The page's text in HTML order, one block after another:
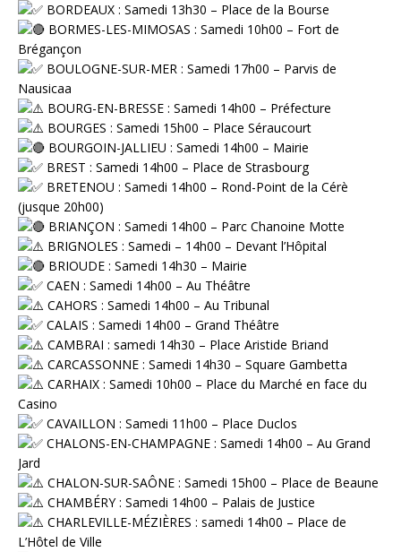
BORDEAUX : Samedi 13h30 – Place de la Bourse
BORMES-LES-MIMOSAS : Samedi 10h00 – Fort de
Brégançon
BOULOGNE-SUR-MER : Samedi 17h00 – Parvis de
Nausicaa
BOURG-EN-BRESSE : Samedi 14h00 – Préfecture
BOURGES : Samedi 15h00 – Place Séraucourt
BOURGOIN-JALLIEU : Samedi 14h00 – Mairie
BREST : Samedi 14h00 – Place de Strasbourg
BRETENOU : Samedi 14h00 – Rond-Point de la Cérè
(jusque 20h00)
BRIANÇON : Samedi 14h00 – Parc Chanoine Motte
BRIGNOLES : Samedi – 14h00 – Devant l’Hôpital
BRIOUDE : Samedi 14h30 – Mairie
CAEN : Samedi 14h00 – Au Théâtre
CAHORS : Samedi 14h00 – Au Tribunal
CALAIS : Samedi 14h00 – Grand Théâtre
CAMBRAI : samedi 14h30 – Place Aristide Briand
CARCASSONNE : Samedi 14h30 – Square Gambetta
CARHAIX : Samedi 10h00 – Place du Marché en face du
Casino
CAVAILLON : Samedi 11h00 – Place Duclos
CHALONS-EN-CHAMPAGNE : Samedi 14h00 – Au Grand
Jard
CHALON-SUR-SAÔNE : Samedi 15h00 – Place de Beaune
CHAMBÉRY : Samedi 14h00 – Palais de Justice
CHARLEVILLE-MÉZIÈRES : samedi 14h00 – Place de
L’Hôtel de Ville